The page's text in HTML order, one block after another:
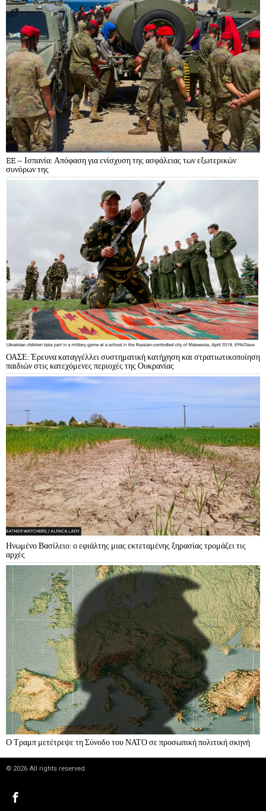
EE – Ισπανία: Απόφαση για ενίσχυση της ασφάλειας των εξωτερικών
συνόρων της
ΟΑΣΕ: Έρευνα καταγγέλλει συστηματική κατήχηση και στρατιωτικοποίηση
παιδιών στις κατεχόμενες περιοχές της Ουκρανίας
Ηνωμένο Βασίλειο: ο εφιάλτης μιας εκτεταμένης ξηρασίας τρομάζει τις
αρχές
Ο Τραμπ μετέτρεψε τη Σύνοδο του ΝΑΤΟ σε προσωπική πολιτική σκηνή
© 2026 All rights reserved.